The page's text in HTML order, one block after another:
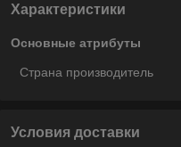
Характеристики
Основные атрибуты
Страна производитель
Условия доставки